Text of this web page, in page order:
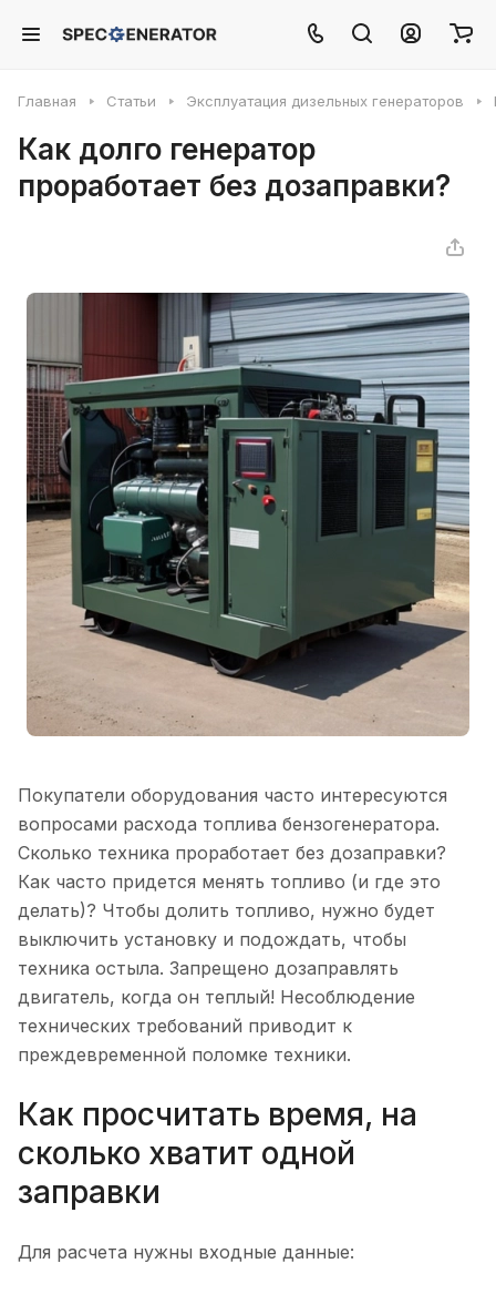
Главная Статьи Эксплуатация дизельных генераторов
Как долго генератор
проработает без дозаправки?
Покупатели оборудования часто интересуются
вопросами расхода топлива бензогенератора.
Сколько техника проработает без дозаправки?
Как часто придется менять топливо (и где это
делать)? Чтобы долить топливо, нужно будет
выключить установку и подождать, чтобы
техника остыла. Запрещено дозаправлять
двигатель, когда он теплый! Несоблюдение
технических требований приводит к
преждевременной поломке техники.
Как просчитать время, на
сколько хватит одной
заправки
Для расчета нужны входные данные: